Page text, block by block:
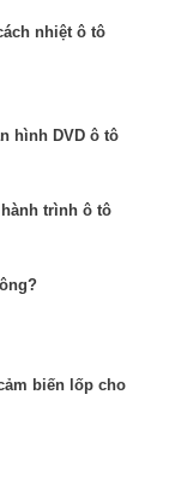
nhiệt ô tô
hình DVD ô tô
trình ô tô
biến lốp cho